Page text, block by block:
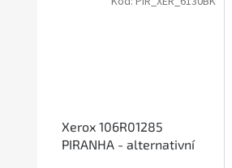
Xerox 106R01285
PIRANHA - alternativní